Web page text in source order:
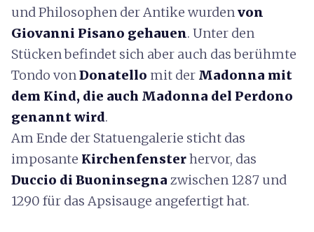
und Philosophen der Antike wurdenvon
Giovanni Pisano gehauen. Unter den
Stücken befindet sich aber auch das berühmte
Tondo vonDonatello mit der Madonna mit
dem Kind, die auch Madonna del Perdono
genannt wird.
Am Ende der Statuengalerie sticht das
imposante Kirchenfensterhervor, das
Duccio di Buoninsegna zwischen 1287 und
1290 für das Apsisauge angefertigt hat.